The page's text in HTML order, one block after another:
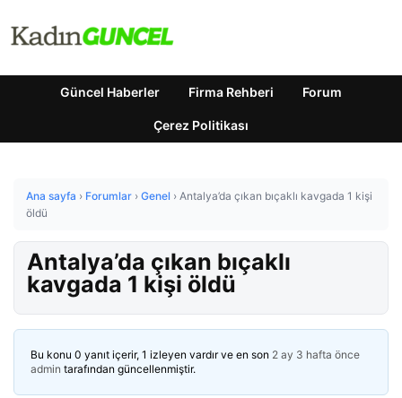
Güncel Haberler Firma Rehberi Forum
Çerez Politikası
Ana sayfa › Forumlar › Genel › Antalya’da çıkan bıçaklı kavgada 1 kişi
öldü
Antalya’da çıkan bıçaklı
kavgada 1 kişi öldü
Bu konu 0 yanıt içerir, 1 izleyen vardır ve en son 2 ay 3 hafta önce
admin tarafından güncellenmiştir.